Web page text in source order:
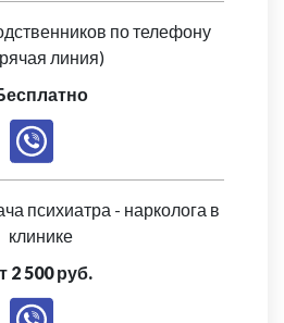
по телефону
линия)
психиатра - нарколога в
клинике
2 500 руб.